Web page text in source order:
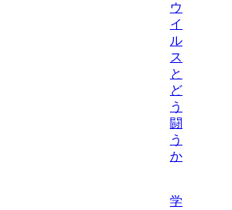
ウ
イ
ル
ス
と
ど
う
闘
う
か
学